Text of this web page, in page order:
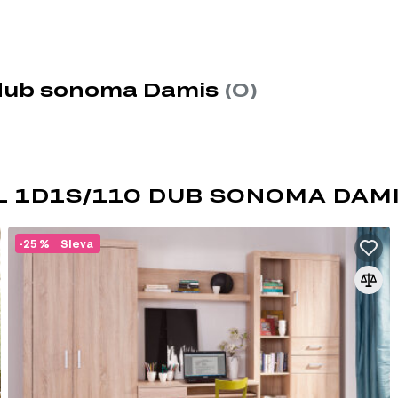
zahrnuje celkem 13 produktů. Tento systém nabízí
kategorií:
ROLOVACÍ VEDENÍ
Kolejničkové vedení jsou speciální
pohyb nábytkových prvků, jako jsou
na základě kovových lišt vybavených
klouzání pohyblivých částí.
Hlavní charakteristiky kolejničkových
sonoma Damis (0)
1D1S/110 DUB SONOMA
Sleva
-25 %